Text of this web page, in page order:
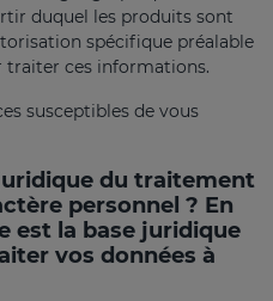
duquel les produits sont
spécifique préalable
traiter ces informations.
susceptibles de vous
du traitement
personnel ? En
est la base juridique
vos données à